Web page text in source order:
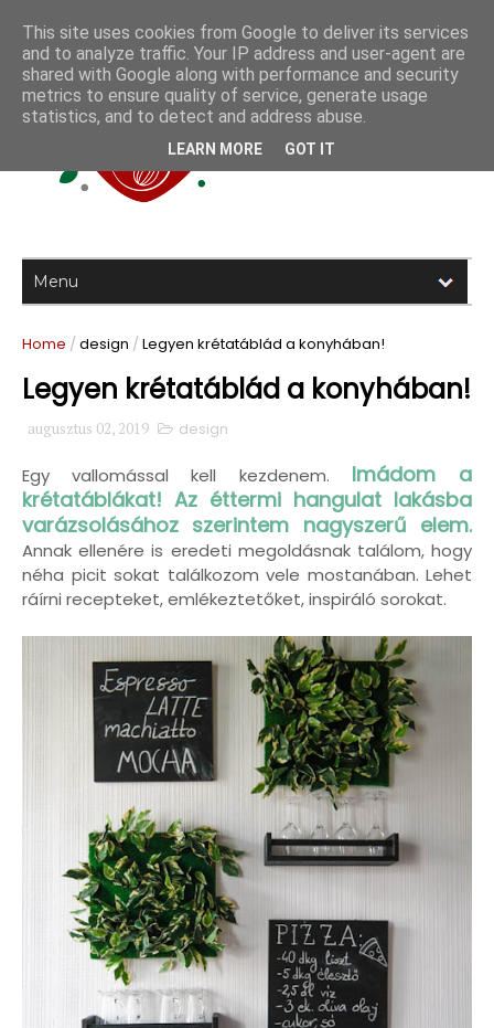
Home / design / Legyen krétatáblád a konyhában!
Legyen krétatáblád a konyhában!
augusztus 02, 2019 design
Egy vallomással kell kezdenem. Imádom a
krétatáblákat! Az éttermi hangulat lakásba
varázsolásához szerintem nagyszerű elem.
Annak ellenére is eredeti megoldásnak találom, hogy
néha picit sokat találkozom vele mostanában. Lehet
ráírni recepteket, emlékeztetőket, inspiráló sorokat.
This site uses cookies from Google to deliver its services
and to analyze traffic. Your IP address and user-agent are
shared with Google along with performance and security
metrics to ensure quality of service, generate usage
statistics, and to detect and address abuse.
LEARN MORE GOT IT